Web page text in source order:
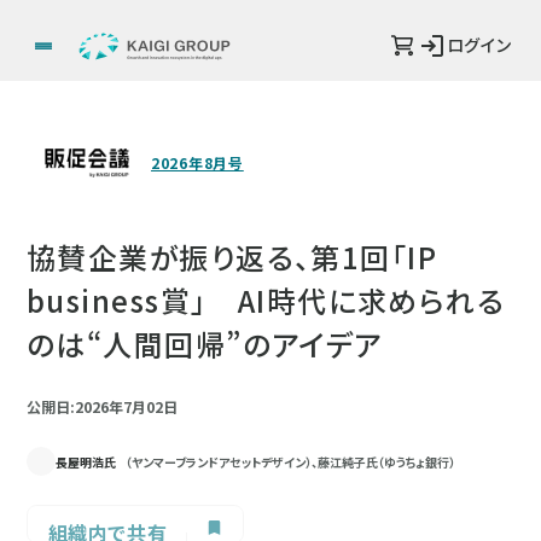
ログイン
2026年8月号
協賛企業が振り返る、第1回「IP
business賞」 AI時代に求められる
のは“人間回帰”のアイデア
公開日:2026年7月02日
長屋明浩氏 （ヤンマーブランドアセットデザイン）、藤江純子氏（ゆうちょ銀行）
組織内で共有